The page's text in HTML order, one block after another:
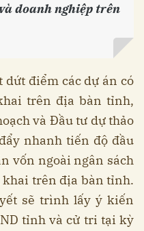
doanh nghiệp trên
dứt điểm các dự án có
trên địa bàn tỉnh,
và Đầu tư dự thảo
nhanh tiến độ đầu
vốn ngoài ngân sách
trên địa bàn tỉnh.
sẽ trình lấy ý kiến
tỉnh và cử tri tại kỳ